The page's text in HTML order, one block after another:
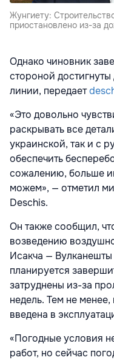
Жунгиету:
приостановлено из-за
Однако чиновник
стороной
линии, передает
«Это довольно
раскрывать все
украинской, так и с
обеспечить
сожалению, больше
можем», — отметил
Deschis.
Он также сообщил,
возведению
Исакча —
планируется
затруднены из-за
недель. Тем не
введена в
«Погодные условия
работ, но сейчас